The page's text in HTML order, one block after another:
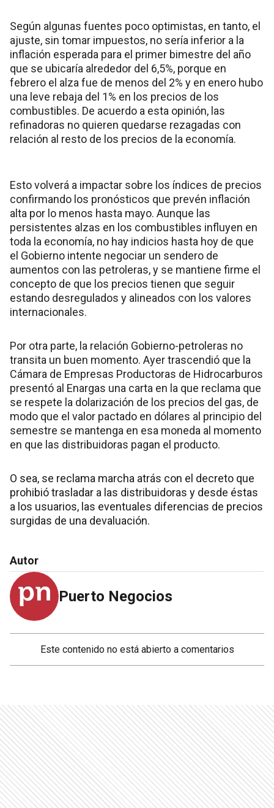
Según algunas fuentes poco optimistas, en tanto, el
ajuste, sin tomar impuestos, no sería inferior a la
inflación esperada para el primer bimestre del año
que se ubicaría alrededor del 6,5%, porque en
febrero el alza fue de menos del 2% y en enero hubo
una leve rebaja del 1% en los precios de los
combustibles. De acuerdo a esta opinión, las
refinadoras no quieren quedarse rezagadas con
relación al resto de los precios de la economía.
Esto volverá a impactar sobre los índices de precios
confirmando los pronósticos que prevén inflación
alta por lo menos hasta mayo. Aunque las
persistentes alzas en los combustibles influyen en
toda la economía, no hay indicios hasta hoy de que
el Gobierno intente negociar un sendero de
aumentos con las petroleras, y se mantiene firme el
concepto de que los precios tienen que seguir
estando desregulados y alineados con los valores
internacionales.
Por otra parte, la relación Gobierno-petroleras no
transita un buen momento. Ayer trascendió que la
Cámara de Empresas Productoras de Hidrocarburos
presentó al Enargas una carta en la que reclama que
se respete la dolarización de los precios del gas, de
modo que el valor pactado en dólares al principio del
semestre se mantenga en esa moneda al momento
en que las distribuidoras pagan el producto.
O sea, se reclama marcha atrás con el decreto que
prohibió trasladar a las distribuidoras y desde éstas
a los usuarios, las eventuales diferencias de precios
surgidas de una devaluación.
Autor
Puerto Negocios
Este contenido no está abierto a comentarios